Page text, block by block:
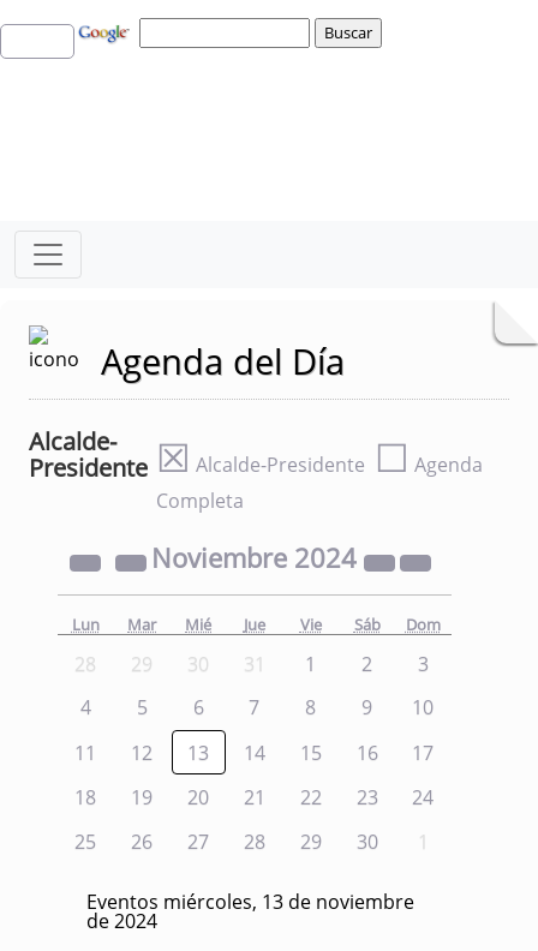
Agenda del Día
Alcalde-
Presidente ☒ Alcalde-Presidente ☐ Agenda
Completa
Noviembre 2024
Lun Mar Mié Jue Vie Sáb Dom
28 29 30 31 1 2
3
4
5 6 7 8 9
10
11
12 13 14 15 16
17
18
19 20 21 22 23
24
25
26 27 28 29 30 1
Eventos miércoles, 13 de noviembre
de 2024